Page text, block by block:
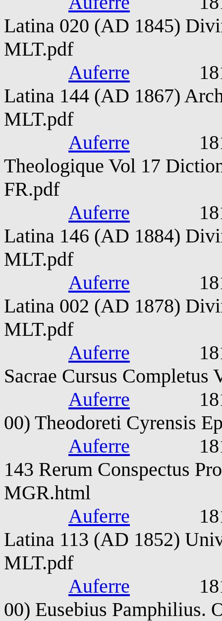
Latina 020 (AD 1845)
MLT.pdf
Auferre 1815-
Latina 144 (AD 1867)
MLT.pdf
Auferre 1815-
Theologique Vol 17
FR.pdf
Auferre 1815-
Latina 146 (AD 1884)
MLT.pdf
Auferre 1815-
Latina 002 (AD 1878)
MLT.pdf
Auferre 1815-
Sacrae Cursus Completus
Auferre 1815-
00) Theodoreti Cyrensis
Auferre 1815-
143 Rerum Conspectus
MGR.html
Auferre 1815-
Latina 113 (AD 1852)
MLT.pdf
Auferre 1815-
00) Eusebius Pamphilius.